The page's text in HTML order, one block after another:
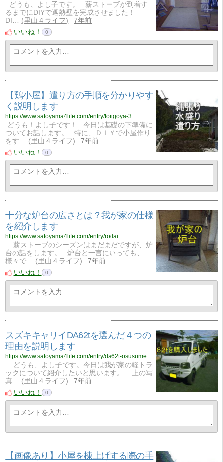
どうも、よし子です。 薪ストーブが到着す
るまでにDIYで遮熱壁を完成させました！
DI…
里山４ライフ
7年前
いいね！
0
【鶏小屋】遣り方の手順を分かりやす
く説明します
https://www.satoyama4life.com/entry/torigoya-3
どうも！よし子です！ 今日は基礎の下準備に
ついてお話します。 特に、ＤＩＹで小屋作り
をす…
里山４ライフ
7年前
いいね！
0
十分な炉台の広さとは？我が家の仕様
を紹介します
https://www.satoyama4life.com/entry/rodai
薪ストーブのシーズンはまだまだですが、炉
台の話をします。 炉台と一言にいっても、
様々で…
里山４ライフ
7年前
いいね！
0
スズキキャリイDA62tを選んだ４つの
理由を説明します
https://www.satoyama4life.com/entry/da62t-osusume
どうも、よし子です。今日は我が家の軽トラ
ックについて紹介したいと思います。 上の写
真…
里山４ライフ
7年前
いいね！
0
【画像あり】小屋を棟上げする際の手